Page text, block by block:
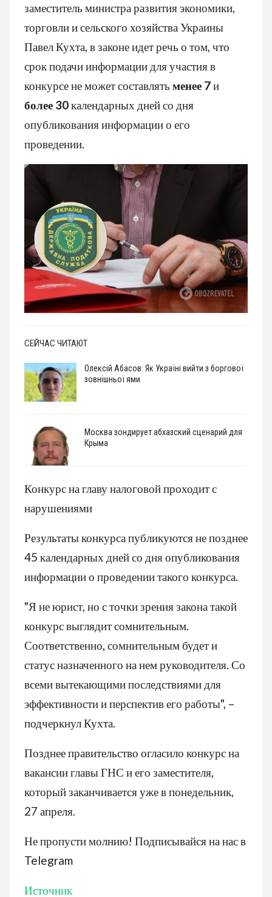
заместитель министра развития экономики,
торговли и сельского хозяйства Украины
Павел Кухта, в законе идет речь о том, что
срок подачи информации для участия в
конкурсе не может составлять менее 7и
более 30календарных дней со дня
опубликования информации о его
проведении.
СЕЙЧАС ЧИТАЮТ
Олексій Абасов: Як Україні вийти з боргової
зовнішньої ями
Москва зондирует абхазский сценарий для
Крыма
Конкурс на главу налоговой проходит с
нарушениями
Результаты конкурса публикуются не позднее
45 календарных дней со дня опубликования
информации о проведении такого конкурса.
"Я не юрист, но с точки зрения закона такой
конкурс выглядит сомнительным.
Соответственно, сомнительным будет и
статус назначенного на нем руководителя. Со
всеми вытекающими последствиями для
эффективности и перспектив его работы", –
подчеркнул Кухта.
Позднее правительство огласило конкурс на
вакансии главы ГНС и его заместителя,
который заканчивается уже в понедельник,
27 апреля.
Не пропусти молнию! Подписывайся на нас в
Telegram
Источник